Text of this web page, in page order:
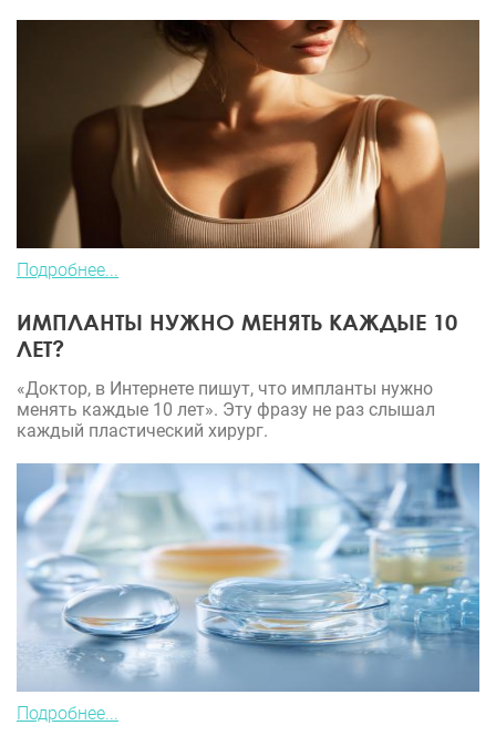
Подробнее...
ИМПЛАНТЫ НУЖНО МЕНЯТЬ КАЖДЫЕ 10
ЛЕТ?
«Доктор, в Интернете пишут, что импланты нужно
менять каждые 10 лет». Эту фразу не раз слышал
каждый пластический хирург.
Подробнее...